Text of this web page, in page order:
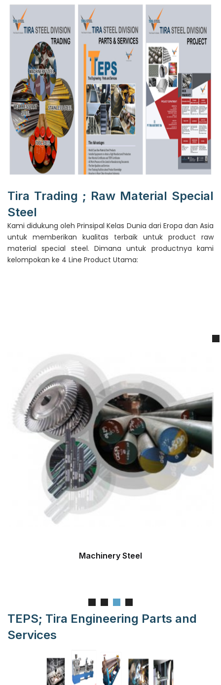
Tira Trading ; Raw Material Special
Steel
Kami didukung oleh Prinsipal Kelas Dunia dari Eropa dan Asia
untuk memberikan kualitas terbaik untuk product raw
material special steel. Dimana untuk productnya kami
kelompokan ke 4 Line Product Utama:
Machinery Steel
Machinery Steel
TEPS; Tira Engineering Parts and
Services